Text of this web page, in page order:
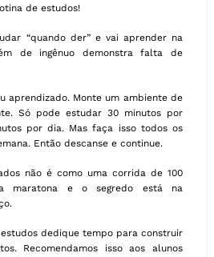
de estudos!
“quando der” e vai aprender na
de ingênuo demonstra falta de
aprendizado. Monte um ambiente de
Só pode estudar 30 minutos por
por dia. Mas faça isso todos os
Então descanse e continue.
não é como uma corrida de 100
maratona e o segredo está na
dedique tempo para construir
Recomendamos isso aos alunos